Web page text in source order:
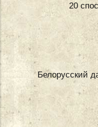
20
Белорусский